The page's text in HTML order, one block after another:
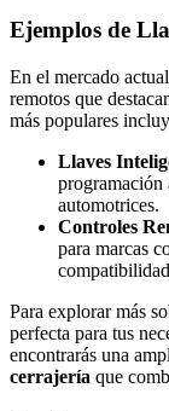
Ejemplos de
En el mercado
remotos que
más populares
Llaves
programación
automotrices.
Controles
para marcas
Para explorar más
perfecta para tus
encontrarás una
cerrajería que